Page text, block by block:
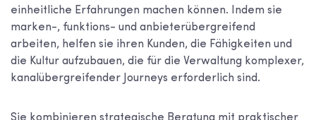
einheitliche Erfahrungen machen können. Indem sie
marken-, funktions- und anbieterübergreifend
arbeiten, helfen sie ihren Kunden, die Fähigkeiten und
die Kultur aufzubauen, die für die Verwaltung komplexer,
kanalübergreifender Journeys erforderlich sind.